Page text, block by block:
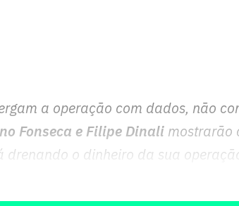
a operação com dados, não
Fonseca e Filipe Dinalimostrarão
drenando o dinheiro da sua